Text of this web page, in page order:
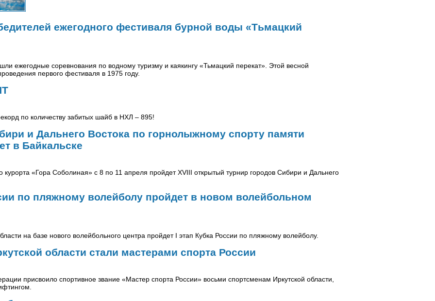
ежегодного фестиваля бурной воды «Тьмацкий
ежегодные соревнования по водному туризму и каякингу «Тьмацкий перекат». Этой весной
первого фестиваля в 1975 году.
по количеству забитых шайб в НХЛ – 895!
и Дальнего Востока по горнолыжному спорту памяти
в Байкальске
курорта «Гора Соболиная» с 8 по 11 апреля пройдет XVIII открытый турнир городов Сибири и Дальнего
по пляжному волейболу пройдет в новом волейбольном
на базе нового волейбольного центра пройдет I этап Кубка России по пляжному волейболу.
области стали мастерами спорта России
присвоило спортивное звание «Мастер спорта России» восьми спортсменам Иркутской области,